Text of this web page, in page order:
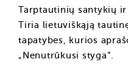
Tarptautinių santykių
Tiria lietuviškąją
tapatybes, kurios
„Nenutrūkusi styga“.